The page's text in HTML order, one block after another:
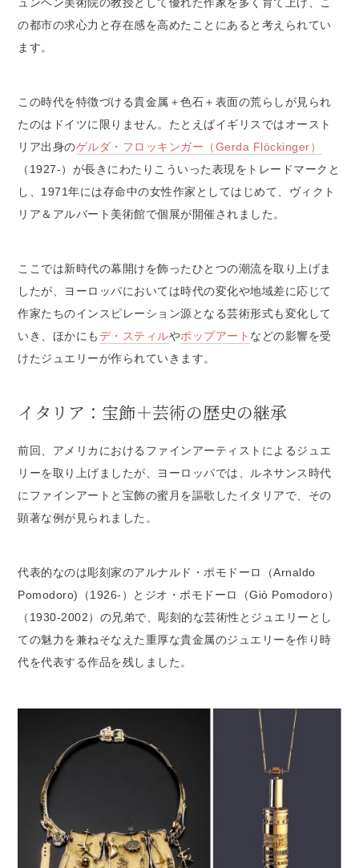
の都市の求心力と存在感を高めたことにあると考えられてい
ます。
この時代を特徴づける貴金属＋色石＋表面の荒らしが見られ
たのはドイツに限りません。たとえばイギリスではオースト
リア出身のゲルダ・フロッキンガー（Gerda Flöckinger）
（1927-）が長きにわたりこういった表現をトレードマークと
し、1971年には存命中の女性作家としてはじめて、ヴィクト
リア＆アルバート美術館で個展が開催されました。
ここでは新時代の幕開けを飾ったひとつの潮流を取り上げま
したが、ヨーロッパにおいては時代の変化や地域差に応じて
作家たちのインスピレーション源となる芸術形式も変化して
いき、ほかにもデ・スティルやポップアート などの影響を受
けたジュエリーが作られていきます。
イタリア：宝飾＋芸術の歴史の継承
前回、アメリカにおけるファインアーティストによるジュエ
リーを取り上げましたが、ヨーロッパでは、ルネサンス時代
にファインアートと宝飾の蜜月を謳歌したイタリアで、その
顕著な例が見られました。
代表的なのは彫刻家のアルナルド・ポモドーロ（Arnaldo
Pomodoro)（1926-）とジオ・ポモドーロ（Giò Pomodoro）
（1930-2002）の兄弟で、彫刻的な芸術性とジュエリーとし
ての魅力を兼ねそなえた重厚な貴金属のジュエリーを作り時
代を代表する作品を残しました。